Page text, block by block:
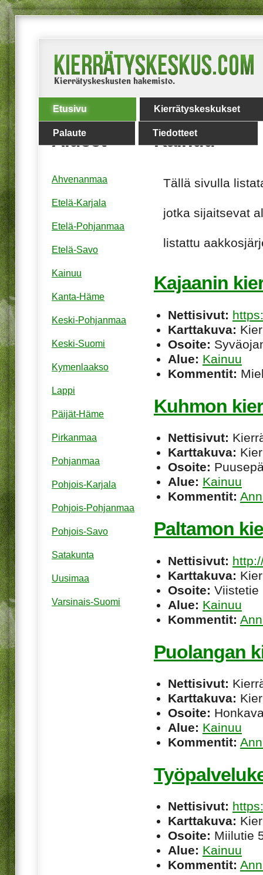
Etusivu Kierrätyskeskukset
Palaute Tiedotteet
Kainuu
Tällä sivulla
jotka sijaitsevat
listattu
Kajaanin
Nettisivut:
Karttakuva:
Osoite:
Alue: Kainuu
Kommentit:
Kuhmon
Nettisivut:
Karttakuva:
Osoite:
Alue: Kainuu
Kommentit:
Paltamon
Nettisivut:
Karttakuva:
Osoite: Viistetie
Alue: Kainuu
Kommentit:
Puolangan
Nettisivut:
Karttakuva:
Osoite:
Alue: Kainuu
Kommentit:
Nettisivut:
Karttakuva:
Osoite: Miilutie
Alue: Kainuu
Kommentit:
Alueet
Ahvenanmaa
Etelä-Karjala
Etelä-Pohjanmaa
Etelä-Savo
Kainuu
Kanta-Häme
Keski-Pohjanmaa
Keski-Suomi
Kymenlaakso
Lappi
Päijät-Häme
Pirkanmaa
Pohjanmaa
Pohjois-Karjala
Pohjois-Pohjanmaa
Pohjois-Savo
Satakunta
Uusimaa
Varsinais-Suomi